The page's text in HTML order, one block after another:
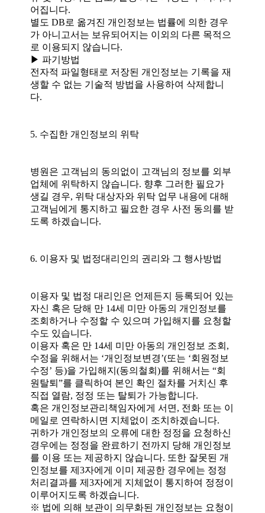
어집니다.
별도 DB로 옮겨진 개인정보는 법률에 의한 경우
가 아니고서는 보유되어지는 이외의 다른 목적으
로 이용되지 않습니다.
▶ 파기방법
전자적 파일형태로 저장된 개인정보는 기록을 재
생할 수 없는 기술적 방법을 사용하여 삭제합니
다.
5. 수집한 개인정보의 위탁
병원은 고객님의 동의없이 고객님의 정보를 외부
업체에 위탁하지 않습니다. 향후 그러한 필요가
생길 경우, 위탁 대상자와 위탁 업무 내용에 대해
고객님에게 통지하고 필요한 경우 사전 동의를 받
도록 하겠습니다.
6. 이용자 및 법정대리인의 권리와 그 행사방법
이용자 및 법정 대리인은 언제든지 등록되어 있는
자신 혹은 당해 만 14세 미만 아동의 개인정보를
조회하거나 수정할 수 있으며 가입해지를 요청할
수도 있습니다.
이용자 혹은 만 14세 미만 아동의 개인정보 조회,
수정을 위해서는 ‘개인정보변경’(또는 ‘회원정보
수정’ 등)을 가입해지(동의철회)를 위해서는 “회
원탈퇴”를 클릭하여 본인 확인 절차를 거치신 후
직접 열람, 정정 또는 탈퇴가 가능합니다.
혹은 개인정보관리책임자에게 서면, 전화 또는 이
메일로 연락하시면 지체없이 조치하겠습니다.
귀하가 개인정보의 오류에 대한 정정을 요청하신
경우에는 정정을 완료하기 전까지 당해 개인정보
를 이용 또는 제공하지 않습니다. 또한 잘못된 개
인정보를 제3자에게 이미 제공한 경우에는 정정
처리결과를 제3자에게 지체없이 통지하여 정정이
이루어지도록 하겠습니다.
※ 법에 의해 보관이 의무화된 개인정보는 요청이